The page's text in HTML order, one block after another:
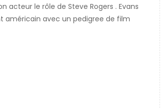
acteur le rôle de Steve Rogers . Evans
américain avec un pedigree de film